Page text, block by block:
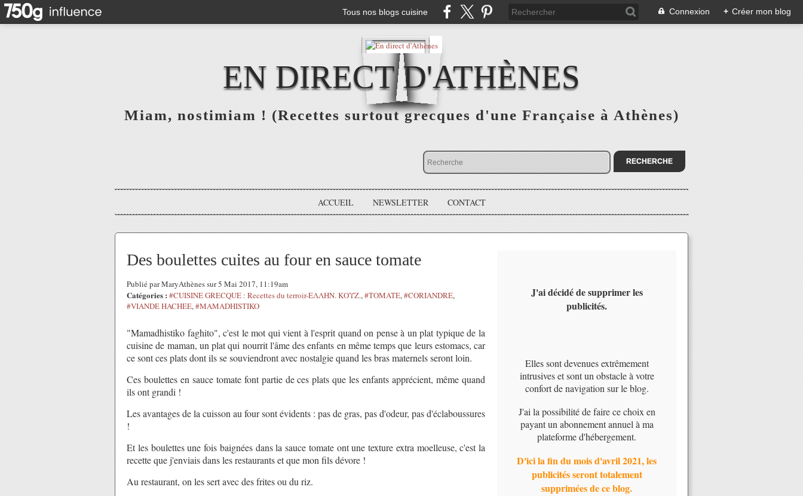
Tous nos blogs cuisine Connexion + Créer mon blog
EN DIRECT D'ATHÈNES
Miam, nostimiam ! (Recettes surtout grecques d'une Française à Athènes)
ACCUEIL NEWSLETTER CONTACT
Des boulettes cuites au four en sauce tomate
Publié par MaryAthènes sur 5 Mai 2017, 11:19am
Catégories : #CUISINE GRECQUE : Recettes du terroir-ΕΛΛΗΝ. ΚΟΥΖ.,#TOMATE,#CORIANDRE,
#VIANDE HACHEE,#MAMADHISTIKO
"Mamadhistiko faghito", c'est le mot qui vient à l'esprit quand on pense à un plat typique de la
cuisine de maman, un plat qui nourrit l'âme des enfants en même temps que leurs estomacs, car
ce sont ces plats dont ils se souviendront avec nostalgie quand les bras maternels seront loin.
Ces boulettes en sauce tomate font partie de ces plats que les enfants apprécient, même quand
ils ont grandi !
Les avantages de la cuisson au four sont évidents : pas de gras, pas d'odeur, pas d'éclaboussures
!
Et les boulettes une fois baignées dans la sauce tomate ont une texture extra moelleuse, c'est la
recette que j'enviais dans les restaurants et que mon fils dévore !
Au restaurant, on les sert avec des frites ou du riz.
J'ai décidé de supprimer les
publicités.
Elles sont devenues extrêmement
intrusives et sont un obstacle à votre
confort de navigation sur le blog.
J'ai la possibilité de faire ce choix en
payant un abonnement annuel à ma
plateforme d'hébergement.
D'ici la fin du mois d'avril 2021, les
publicités seront totalement
supprimées de ce blog.